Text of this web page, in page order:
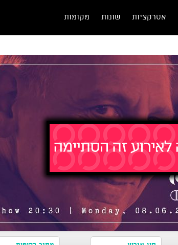
אטרקציות שונות מקומות